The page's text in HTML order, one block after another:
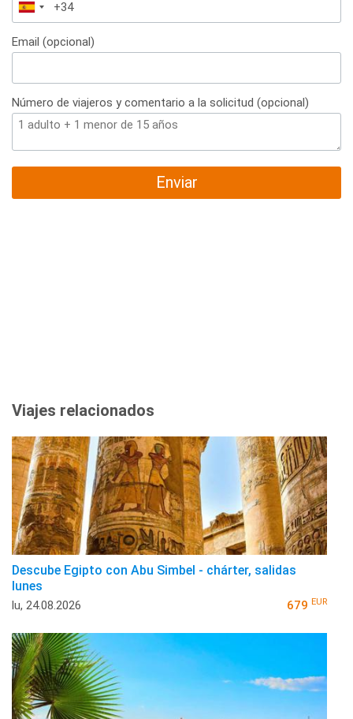
España
+34
Email (opcional)
Número de viajeros y comentario a la solicitud (opcional)
Enviar
Viajes relacionados
Descube Egipto con Abu Simbel - chárter, salidas
lunes
lu, 24.08.2026 679 EUR